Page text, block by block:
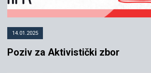
14.01.2025
Poziv za Aktivistički zbor